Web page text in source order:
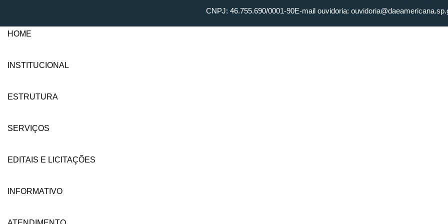
CNPJ: 46.755.690/0001-90E-mail ouvidoria:
HOME
INSTITUCIONAL
ESTRUTURA
SERVIÇOS
EDITAIS E LICITAÇÕES
INFORMATIVO